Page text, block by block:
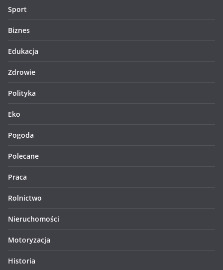
Sport
Biznes
Edukacja
Zdrowie
Polityka
Eko
Pogoda
Polecane
Praca
Rolnictwo
Nieruchomości
Motoryzacja
Historia